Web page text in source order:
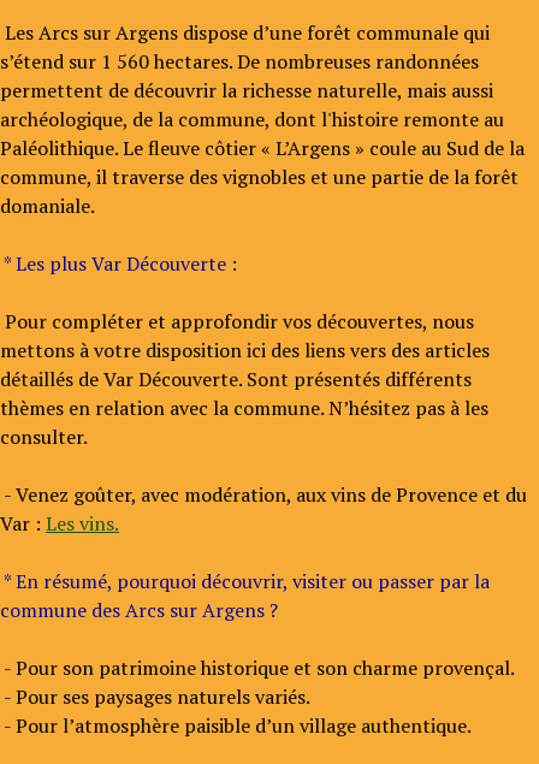
Les Arcs sur Argens dispose d’une forêt communale qui
s’étend sur 1 560 hectares. De nombreuses randonnées
permettent de découvrir la richesse naturelle, mais aussi
archéologique, de la commune, dont l'histoire remonte au
Paléolithique. Le fleuve côtier « L’Argens » coule au Sud de la
commune, il traverse des vignobles et une partie de la forêt
domaniale.
* Les plus Var Découverte :
Pour compléter et approfondir vos découvertes, nous
mettons à votre disposition ici des liens vers des articles
détaillés de Var Découverte. Sont présentés différents
thèmes en relation avec la commune. N’hésitez pas à les
consulter.
- Venez goûter, avec modération, aux vins de Provence et du
Var : Les vins.
* En résumé, pourquoi découvrir, visiter ou passer par la
commune des Arcs sur Argens ?
- Pour son patrimoine historique et son charme provençal.
- Pour ses paysages naturels variés.
- Pour l’atmosphère paisible d’un village authentique.